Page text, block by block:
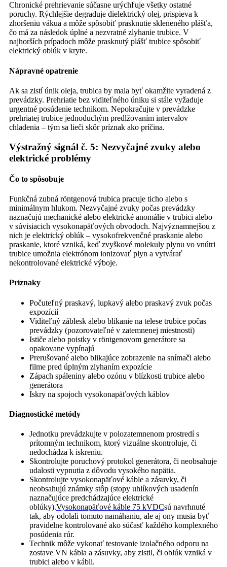
Chronické prehrievanie súčasne urýchľuje všetky ostatné
poruchy. Rýchlejšie degraduje dielektrický olej, prispieva k
zhoršeniu vákua a môže spôsobiť prasknutie skleneného plášťa,
čo má za následok úplné a nezvratné zlyhanie trubice. V
najhorších prípadoch môže prasknutý plášť trubice spôsobiť
elektrický oblúk v kryte.
Nápravné opatrenie
Ak sa zistí únik oleja, trubica by mala byť okamžite vyradená z
prevádzky. Prehriatie bez viditeľného úniku si stále vyžaduje
urgentné posúdenie technikom. Nepokračujte v prevádzke
prehriatej trubice jednoduchým predlžovaním intervalov
chladenia – tým sa lieči skôr príznak ako príčina.
Výstražný signál č. 5: Nezvyčajné zvuky alebo
elektrické problémy
Čo to spôsobuje
Funkčná zubná röntgenová trubica pracuje ticho alebo s
minimálnym hlukom. Nezvyčajné zvuky počas prevádzky
naznačujú mechanické alebo elektrické anomálie v trubici alebo
v súvisiacich vysokonapäťových obvodoch. Najvýznamnejšou z
nich je elektrický oblúk – vysokofrekvenčné praskanie alebo
praskanie, ktoré vzniká, keď zvyškové molekuly plynu vo vnútri
trubice umožnia elektrónom ionizovať plyn a vytvárať
nekontrolované elektrické výboje.
Príznaky
Počuteľný praskavý, lupkavý alebo praskavý zvuk počas
expozícií
Viditeľný záblesk alebo blikanie na telese trubice počas
prevádzky (pozorovateľné v zatemnenej miestnosti)
Ističe alebo poistky v röntgenovom generátore sa
opakovane vypínajú
Prerušované alebo blikajúce zobrazenie na snímači alebo
filme pred úplným zlyhaním expozície
Zápach spáleniny alebo ozónu v blízkosti trubice alebo
generátora
Iskry na spojoch vysokonapäťových káblov
Diagnostické metódy
Jednotku prevádzkujte v polozatemnenom prostredí s
prítomným technikom, ktorý vizuálne skontroluje, či
nedochádza k iskreniu.
Skontrolujte poruchový protokol generátora, či neobsahuje
udalosti vypnutia z dôvodu vysokého napätia.
Skontrolujte vysokonapäťové káble a zásuvky, či
neobsahujú známky stôp (stopy uhlíkových usadenín
naznačujúce predchádzajúce elektrické
oblúky).Vysokonapäťové káble 75 kVDCsú navrhnuté
tak, aby odolali tomuto namáhaniu, ale aj ony musia byť
pravidelne kontrolované ako súčasť každého komplexného
posúdenia rúr.
Technik môže vykonať testovanie izolačného odporu na
zostave VN kábla a zásuvky, aby zistil, či oblúk vzniká v
trubici alebo v kábli.